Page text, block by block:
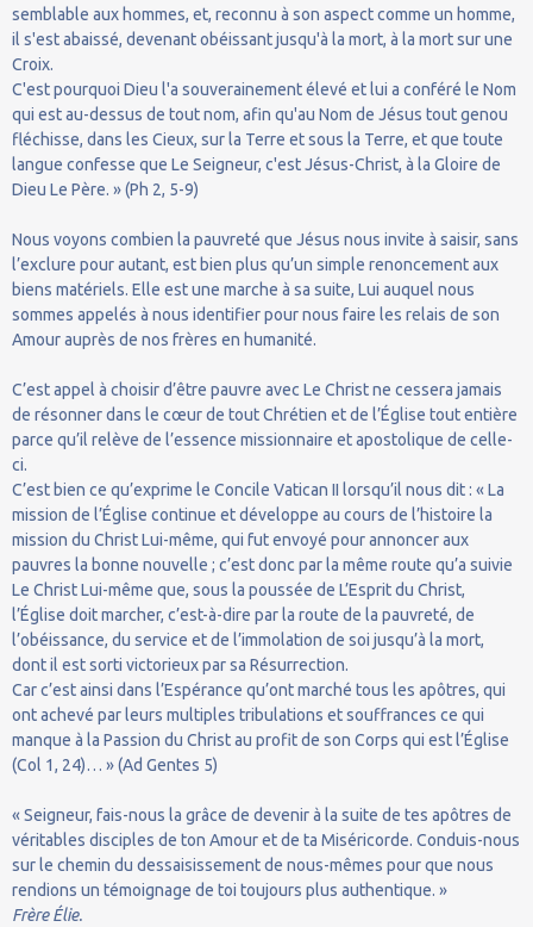
semblable aux hommes, et, reconnu à son aspect comme un homme,
il s'est abaissé, devenant obéissant jusqu'à la mort, à la mort sur une
Croix.
C'est pourquoi Dieu l'a souverainement élevé et lui a conféré le Nom
qui est au-dessus de tout nom, afin qu'au Nom de Jésus tout genou
fléchisse, dans les Cieux, sur la Terre et sous la Terre, et que toute
langue confesse que Le Seigneur, c'est Jésus-Christ, à la Gloire de
Dieu Le Père. » (Ph 2, 5-9)
Nous voyons combien la pauvreté que Jésus nous invite à saisir, sans
l’exclure pour autant, est bien plus qu’un simple renoncement aux
biens matériels. Elle est une marche à sa suite, Lui auquel nous
sommes appelés à nous identifier pour nous faire les relais de son
Amour auprès de nos frères en humanité.
C’est appel à choisir d’être pauvre avec Le Christ ne cessera jamais
de résonner dans le cœur de tout Chrétien et de l’Église tout entière
parce qu’il relève de l’essence missionnaire et apostolique de celle-
ci.
C’est bien ce qu’exprime le Concile Vatican II lorsqu’il nous dit : « La
mission de l’Église continue et développe au cours de l’histoire la
mission du Christ Lui-même, qui fut envoyé pour annoncer aux
pauvres la bonne nouvelle ; c’est donc par la même route qu’a suivie
Le Christ Lui-même que, sous la poussée de L’Esprit du Christ,
l’Église doit marcher, c’est-à-dire par la route de la pauvreté, de
l’obéissance, du service et de l’immolation de soi jusqu’à la mort,
dont il est sorti victorieux par sa Résurrection.
Car c’est ainsi dans l’Espérance qu’ont marché tous les apôtres, qui
ont achevé par leurs multiples tribulations et souffrances ce qui
manque à la Passion du Christ au profit de son Corps qui est l’Église
(Col 1, 24)… » (Ad Gentes 5)
« Seigneur, fais-nous la grâce de devenir à la suite de tes apôtres de
véritables disciples de ton Amour et de ta Miséricorde. Conduis-nous
sur le chemin du dessaisissement de nous-mêmes pour que nous
rendions un témoignage de toi toujours plus authentique. »
Frère Élie.